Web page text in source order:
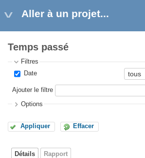
Aller à un projet...
Temps passé
Filtres
Date
Ajouter le filtre
Options
Appliquer Effacer
Détails Rapport